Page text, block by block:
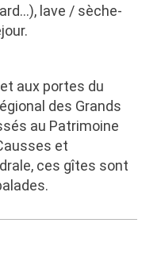
lave / sèche-
aux portes du
des Grands
au Patrimoine
et
ces gîtes sont